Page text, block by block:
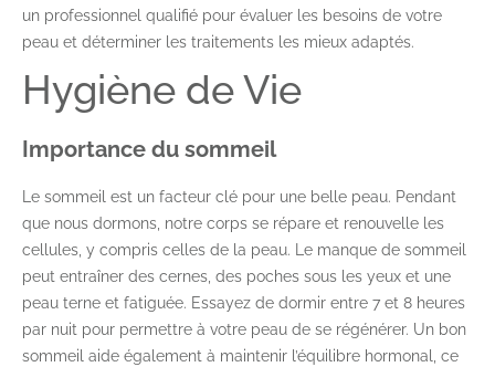
un professionnel qualifié pour évaluer les besoins de votre
peau et déterminer les traitements les mieux adaptés.
Hygiène de Vie
Importance du sommeil
Le sommeil est un facteur clé pour une belle peau. Pendant
que nous dormons, notre corps se répare et renouvelle les
cellules, y compris celles de la peau. Le manque de sommeil
peut entraîner des cernes, des poches sous les yeux et une
peau terne et fatiguée. Essayez de dormir entre 7 et 8 heures
par nuit pour permettre à votre peau de se régénérer. Un bon
sommeil aide également à maintenir l’équilibre hormonal, ce